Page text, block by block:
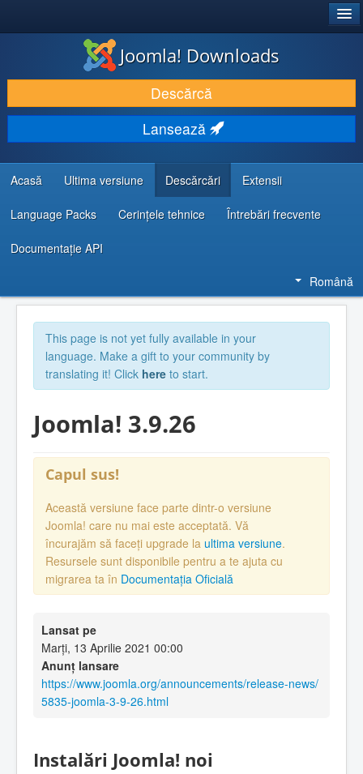
DESCARCĂ & ȘI EXTINDE
DESCOPERĂ & ÎNVAȚĂ
COMUNITATE & SUPORT
RESURSE DEZVOLTATORI
Joomla! Downloads
Descărcă
Lansează
Acasă Ultima versiune Descărcări Extensii
Language Packs Cerințele tehnice Întrebări frecvente
Documentaţie API
Română
This page is not yet fully available in your
language. Make a gift to your community by
translating it! Click here to start.
Joomla! 3.9.26
Capul sus!
Această versiune face parte dintr-o versiune
Joomla! care nu mai este acceptată. Vă
încurajăm să faceți upgrade la ultima versiune.
Resursele sunt disponibile pentru a te ajuta cu
migrarea ta în Documentația Oficială
Lansat pe
Marți, 13 Aprilie 2021 00:00
Anunț lansare
https://www.joomla.org/announcements/release-news/
5835-joomla-3-9-26.html
Instalări Joomla! noi